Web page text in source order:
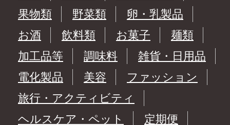
果物類
野菜類
卵・乳製品
お酒
飲料類 お菓子
麺類
加工品等
調味料
雑貨・日用品
電化製品
美容
ファッション
旅行・アクティビティ
ヘルスケア・ペット
定期便